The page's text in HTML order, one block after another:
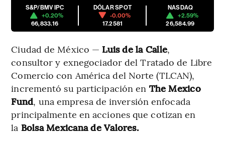
S&P/BMV IPC
+0.20%
66,833.16
DÓLAR SPOT
-0.00%
17.2581
NASDAQ
+2.59%
26,584.99
Ciudad de México — Luis de la Calle,
consultor y exnegociador del Tratado de Libre
Comercio con América del Norte (TLCAN),
incrementó su participación en The Mexico
Fund, una empresa de inversión enfocada
principalmente en acciones que cotizan en
la Bolsa Mexicana de Valores.